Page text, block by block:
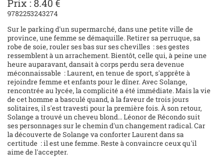
Prix : 8.40 €
9782253243274
Sur le parking d'un supermarché, dans une petite ville de
province, une femme se démaquille. Retirer sa perruque, sa
robe de soie, rouler ses bas sur ses chevilles : ses gestes
ressemblent à un arrachement. Bientôt, celle qui, à peine une
heure auparavant, dansait à corps perdu sera devenue
méconnaissable : Laurent, en tenue de sport, s'apprête à
rejoindre femme et enfants pour le dîner. Avec Solange,
rencontrée au lycée, la complicité a été immédiate. Mais la vie
de cet homme a basculé quand, à la faveur de trois jours
solitaires, il s'est travesti pour la première fois. À son retour,
Solange a trouvé un cheveu blond... Léonor de Récondo suit
ses personnages sur le chemin d'un changement radical. Car
la découverte de Solange va conforter Laurent dans sa
certitude : il est une femme. Reste à convaincre ceux qu'il
aime de l'accepter.